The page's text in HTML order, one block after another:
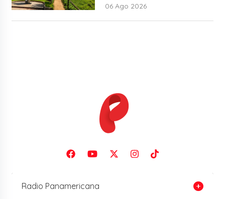
06 Ago 2026
Radio Panamericana